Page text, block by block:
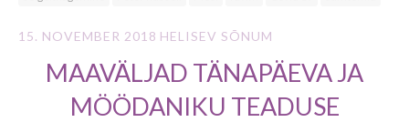
15. NOVEMBER 2018 HELISEV SÕNUM
MAAVÄLJAD TÄNAPÄEVA JA
MÖÖDANIKU TEADUSE